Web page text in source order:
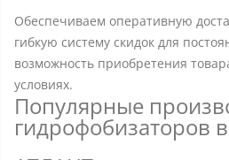
Обеспечиваем оперативную
гибкую систему скидок для
возможность приобретения
условиях.
Популярные
гидрофобизаторов